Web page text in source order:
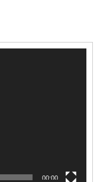
00:00